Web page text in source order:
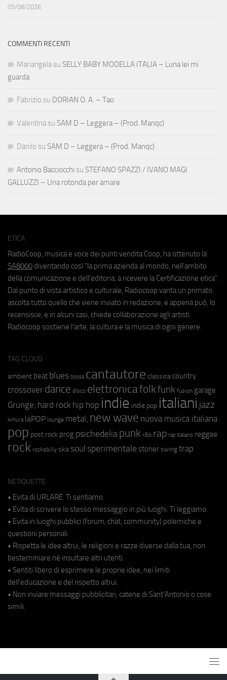
05/08/2026
COMMENTI RECENTI
Mariangela su SELLY BABY MODELLA ITALIA – Luna lei mi
guarda
Fabrizio su DORIAN O. A. – Tao
Valentina su SAM D – Leggera – (Prod. Manqc)
Danilo su SAM D – Leggera – (Prod. Manqc)
Antonio Bacciocchi su STEFANO SPAZZI / IVANO MAGI
GALLUZZI – Una rotonda per amare
ETICA
RadioCoop, musica e voce dei punti vendita Coop, ha ottenuto la
SA8000 diventando così "la prima azienda al mondo, nell'ambito
della comunicazione e dell'editoria, a ricevere la Certificazione etica".
Dal punto di vista artistico e culturale, Radiocoop vanta un primato:
ascolta tutto quello che viene inviato in redazione, e appena può, lo
recensisce, e in alcuni casi, chiede collaborazione agli artisti.
Radiocoop sostiene l'arte, la cultura e la musica di ogni genere.
TAG CLOUD
ambient beat blues bossa cantautore classica country
crossover dance disco elettronicafolkfunk fusion garage
Grunge; hard rock hip hop indie indie pop italiani jazz
kimura laPOP lounge metal; new wave nuova musica italiana
pop post rock prog psichedeliapunk r&b rap rap italiano reggae
rock rockabilly ska soul sperimentale stoner swing trap
NETIQUETTE
• Evita di URLARE. Ti sentiamo.
• Evita di scrivere lo stesso messaggio in più luoghi. Ti leggiamo.
• Evita in luoghi pubblici (forum, chat, community) polemiche e
questioni personali.
• Rispetta le idee altrui, le religioni e razze diverse dalla tua, non
bestemmiare né insultare altri utenti.
• Sentiti libero di esprimere le proprie idee, nei limiti
dell'educazione e del rispetto altrui.
• Non inviare messaggi pubblicitari, catene di Sant'Antonio o cose
simili.